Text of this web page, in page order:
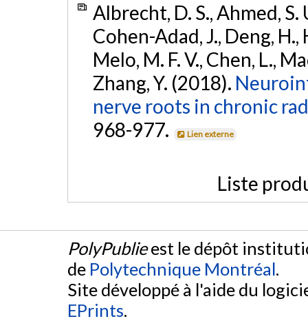
Albrecht, D. S., Ahmed, S.
Cohen-Adad, J., Deng, H.,
Melo, M. F. V., Chen, L.,
Zhang, Y. (2018).
nerve roots in chronic
968-977.
Lien externe
Liste
PolyPublieest le dépôt
de Polytechnique Montréal.
Site développé à l'aide du
EPrints.